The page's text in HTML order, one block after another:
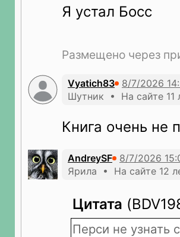
Я устал Босс
Размещено через
Vyatich83
Шутник • На сайте 11
Книга очень не
AndreySF
Ярила • На сайте 12
Цитата
Перси не узнать